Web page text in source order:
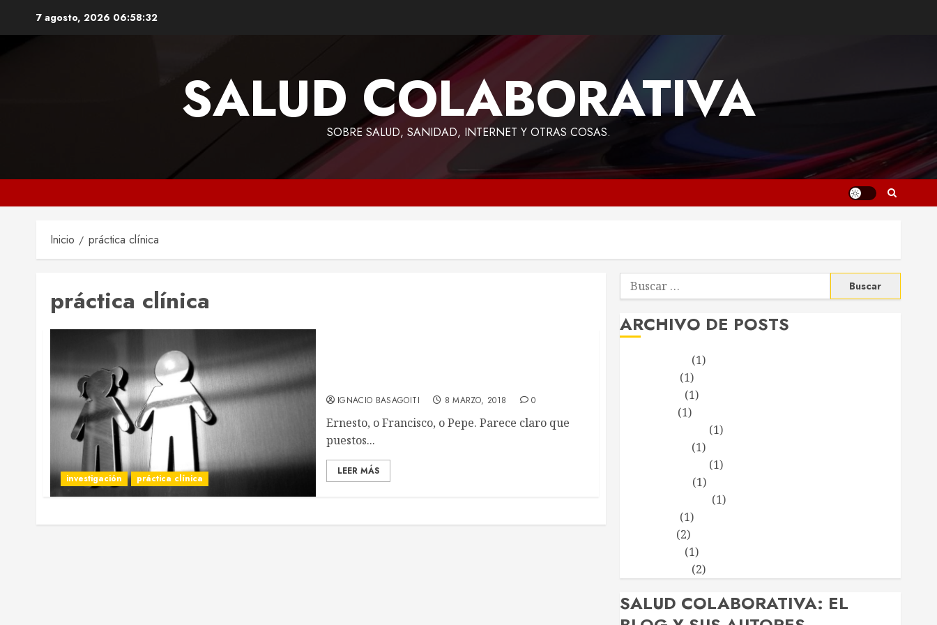
7 agosto, 2026 06:58:33
SALUD COLABORATIVA
SOBRE SALUD, SANIDAD, INTERNET Y OTRAS COSAS.
Inicio práctica clínica
práctica clínica
investigación práctica clínica
IGNACIO BASAGOITI 8 MARZO, 2018 0
Ernesto, o Francisco, o Pepe. Parece claro que
puestos...
LEER MÁS
Buscar:
ARCHIVO DE POSTS
(1)
(1)
(1)
(1)
(1)
(1)
(1)
(1)
(1)
(1)
(2)
(1)
(2)
SALUD COLABORATIVA: EL